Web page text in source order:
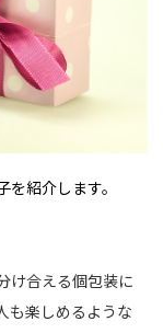
紹介します。
け合える個包装に
も楽しめるような